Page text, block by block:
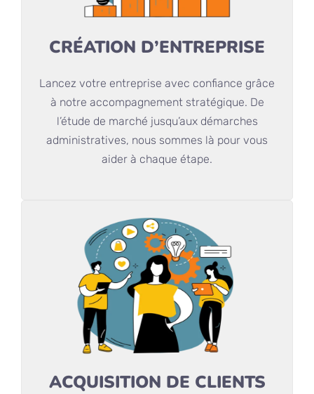
CRÉATION D’ENTREPRISE
Lancez votre entreprise avec confiance grâce
à notre accompagnement stratégique. De
l’étude de marché jusqu’aux démarches
administratives, nous sommes là pour vous
aider à chaque étape.
ACQUISITION DE CLIENTS